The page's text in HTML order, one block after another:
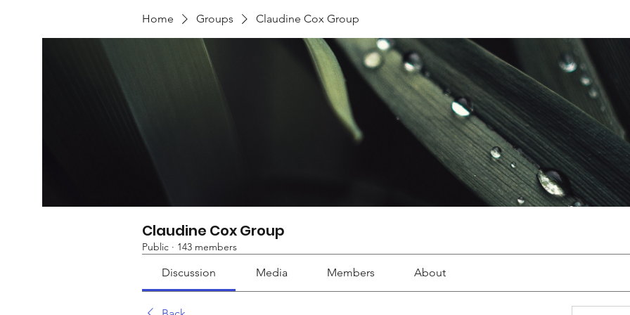
Home Groups Claudine Cox Group
Claudine Cox Group
Public · 143 members
Discussion Media Members About